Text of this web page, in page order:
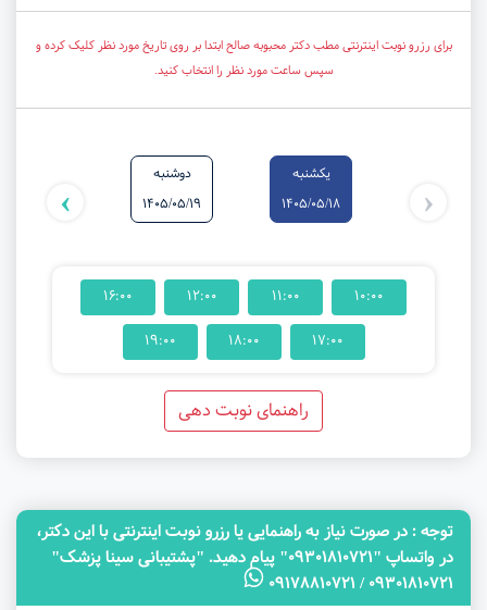
برای رزرو نوبت اینترنتی مطب دکتر محبوبه صالح ابتدا بر روی تاریخ مورد نظر کلیک کرده و
سپس ساعت مورد نظر را انتخاب کنید.
یکشنبه
1405/05/18
دوشنبه
1405/05/19
‹
›
10:00
11:00
12:00
16:00
17:00
18:00
19:00
راهنمای نوبت دهی
توجه‌ : در صورت نیاز به راهنمایی یا رزرو نوبت اینترنتی با این دکتر،
در واتساپ "09301810721" پیام دهید. "پشتیبانی سینا پزشک"
09301810721 / 09178810721